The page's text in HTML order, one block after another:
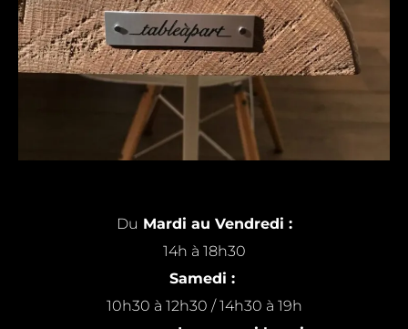
Du Mardi au Vendredi :
14h à 18h30
Samedi :
10h30 à 12h30 / 14h30 à 19h